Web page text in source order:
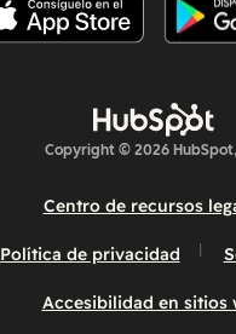
Copyright © 2026
Centro de recursos
Política de privacidad
Accesibilidad en sitios